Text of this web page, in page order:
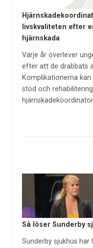
livskvaliteten efter
hjärnskada
Varje år överlever
efter att de drabbats
Komplikationerna
stöd och
Så löser Sunderby
Sunderby sjukhus